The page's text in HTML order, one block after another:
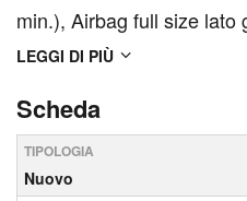
min.), Airbag full size lato
Android Auto, Apple
Bracciolo centrale
Cal...
LEGGI DI PIÙ
Scheda
TIPOLOGIA
Nuovo